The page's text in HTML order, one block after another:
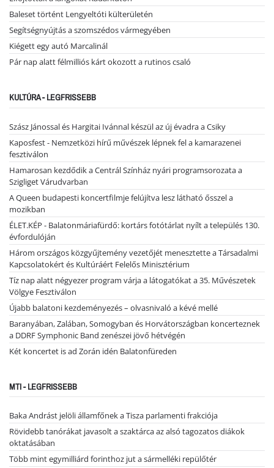
Baleset történt Lengyeltóti külterületén
Segítségnyújtás a szomszédos vármegyében
Kiégett egy autó Marcalinál
Pár nap alatt félmilliós kárt okozott a rutinos csaló
KULTÚRA - LEGFRISSEBB
Szász Jánossal és Hargitai Ivánnal készül az új évadra a Csiky
Kaposfest - Nemzetközi hírű művészek lépnek fel a kamarazenei
fesztiválon
Hamarosan kezdődik a Centrál Színház nyári programsorozata a
Szigliget Várudvarban
A Queen budapesti koncertfilmje felújítva lesz látható ősszel a
mozikban
ÉLET.KÉP - Balatonmáriafürdő: kortárs fotótárlat nyílt a település 130.
évfordulóján
Három országos közgyűjtemény vezetőjét menesztette a Társadalmi
Kapcsolatokért és Kultúráért Felelős Minisztérium
Tíz nap alatt négyezer program várja a látogatókat a 35. Művészetek
Völgye Fesztiválon
Újabb balatoni kezdeményezés – olvasnivaló a kévé mellé
Baranyában, Zalában, Somogyban és Horvátországban koncerteznek
a DDRF Symphonic Band zenészei jövő hétvégén
Két koncertet is ad Zorán idén Balatonfüreden
MTI - LEGFRISSEBB
Baka Andrást jelöli államfőnek a Tisza parlamenti frakciója
Rövidebb tanórákat javasolt a szaktárca az alsó tagozatos diákok
oktatásában
Több mint egymilliárd forinthoz jut a sármelléki repülőtér